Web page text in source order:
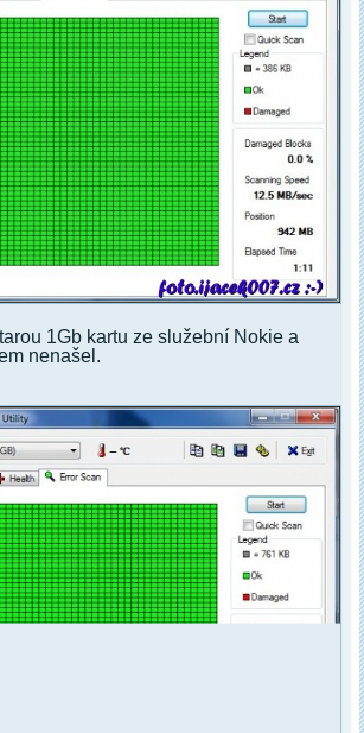
1Gb kartu ze služební Nokie a
nenašel.